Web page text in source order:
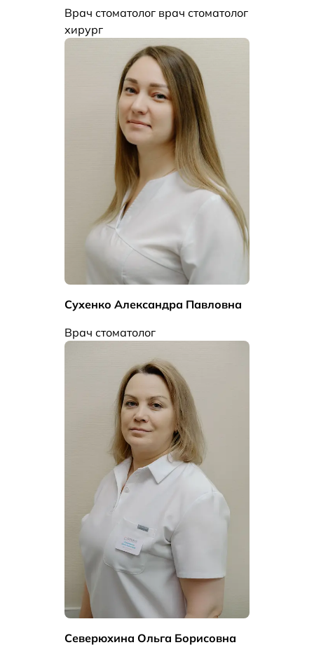
Врач стоматолог врач стоматолог
хирург
Сухенко Александра Павловна
Врач стоматолог
Северюхина Ольга Борисовна